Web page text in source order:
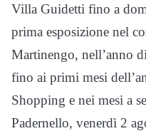
Villa Guidetti fino a
prima esposizione nel
Martinengo, nell’anno
fino ai primi mesi
Shopping e nei mesi a
Padernello, venerdì 2